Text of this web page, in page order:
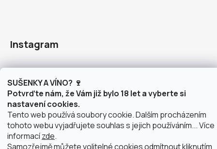
SUŠENKY A VÍNO? 🍷
Potvrďte nám, že Vám již bylo 18 let a vyberte si
nastavení cookies.
Tento web používá soubory cookie. Dalším procházením
tohoto webu vyjadřujete souhlas s jejich používáním... Více
informacízde.
Samozřejmě můžete volitelné cookies odmítnout kliknutím
Instagram
doprava po Brně